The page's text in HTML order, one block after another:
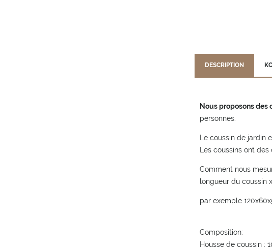
DESCRIPTION
Nous proposons des
personnes.
Le coussin de jardin
Les coussins ont
Comment nous
longueur du coussin
par exemple
Composition:
Housse de coussin :